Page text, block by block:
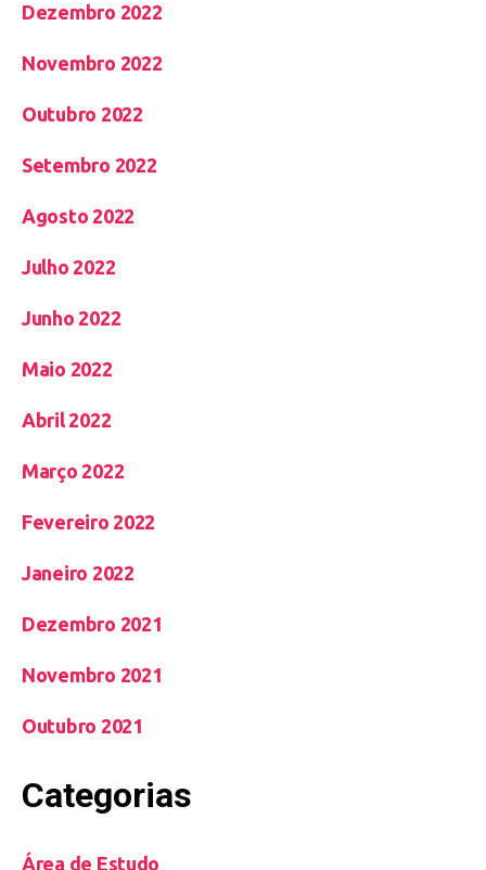
Dezembro 2022
Novembro 2022
Outubro 2022
Setembro 2022
Agosto 2022
Julho 2022
Junho 2022
Maio 2022
Abril 2022
Março 2022
Fevereiro 2022
Janeiro 2022
Dezembro 2021
Novembro 2021
Outubro 2021
Categorias
Área de Estudo